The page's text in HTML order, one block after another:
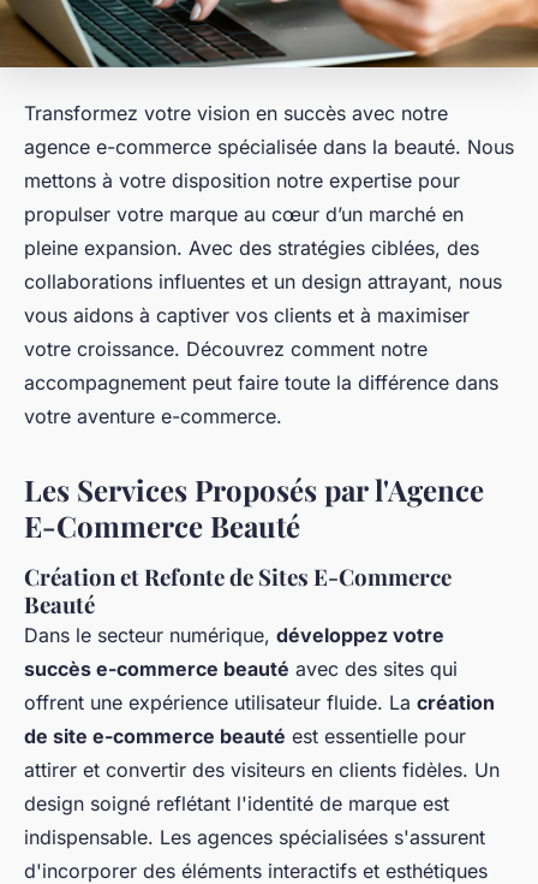
Transformez votre vision en succès avec notre
agence e-commerce spécialisée dans la beauté. Nous
mettons à votre disposition notre expertise pour
propulser votre marque au cœur d’un marché en
pleine expansion. Avec des stratégies ciblées, des
collaborations influentes et un design attrayant, nous
vous aidons à captiver vos clients et à maximiser
votre croissance. Découvrez comment notre
accompagnement peut faire toute la différence dans
votre aventure e-commerce.
Les Services Proposés par l'Agence
E-Commerce Beauté
Création et Refonte de Sites E-Commerce
Beauté
Dans le secteur numérique, développez votre
succès e-commerce beauté avec des sites qui
offrent une expérience utilisateur fluide. La création
de site e-commerce beauté est essentielle pour
attirer et convertir des visiteurs en clients fidèles. Un
design soigné reflétant l'identité de marque est
indispensable. Les agences spécialisées s'assurent
d'incorporer des éléments interactifs et esthétiques